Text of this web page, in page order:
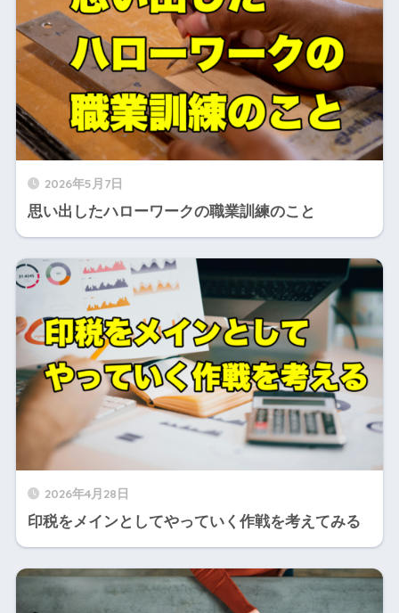
2026年5月7日
思い出したハローワークの職業訓練のこと
2026年4月28日
印税をメインとしてやっていく作戦を考えてみる